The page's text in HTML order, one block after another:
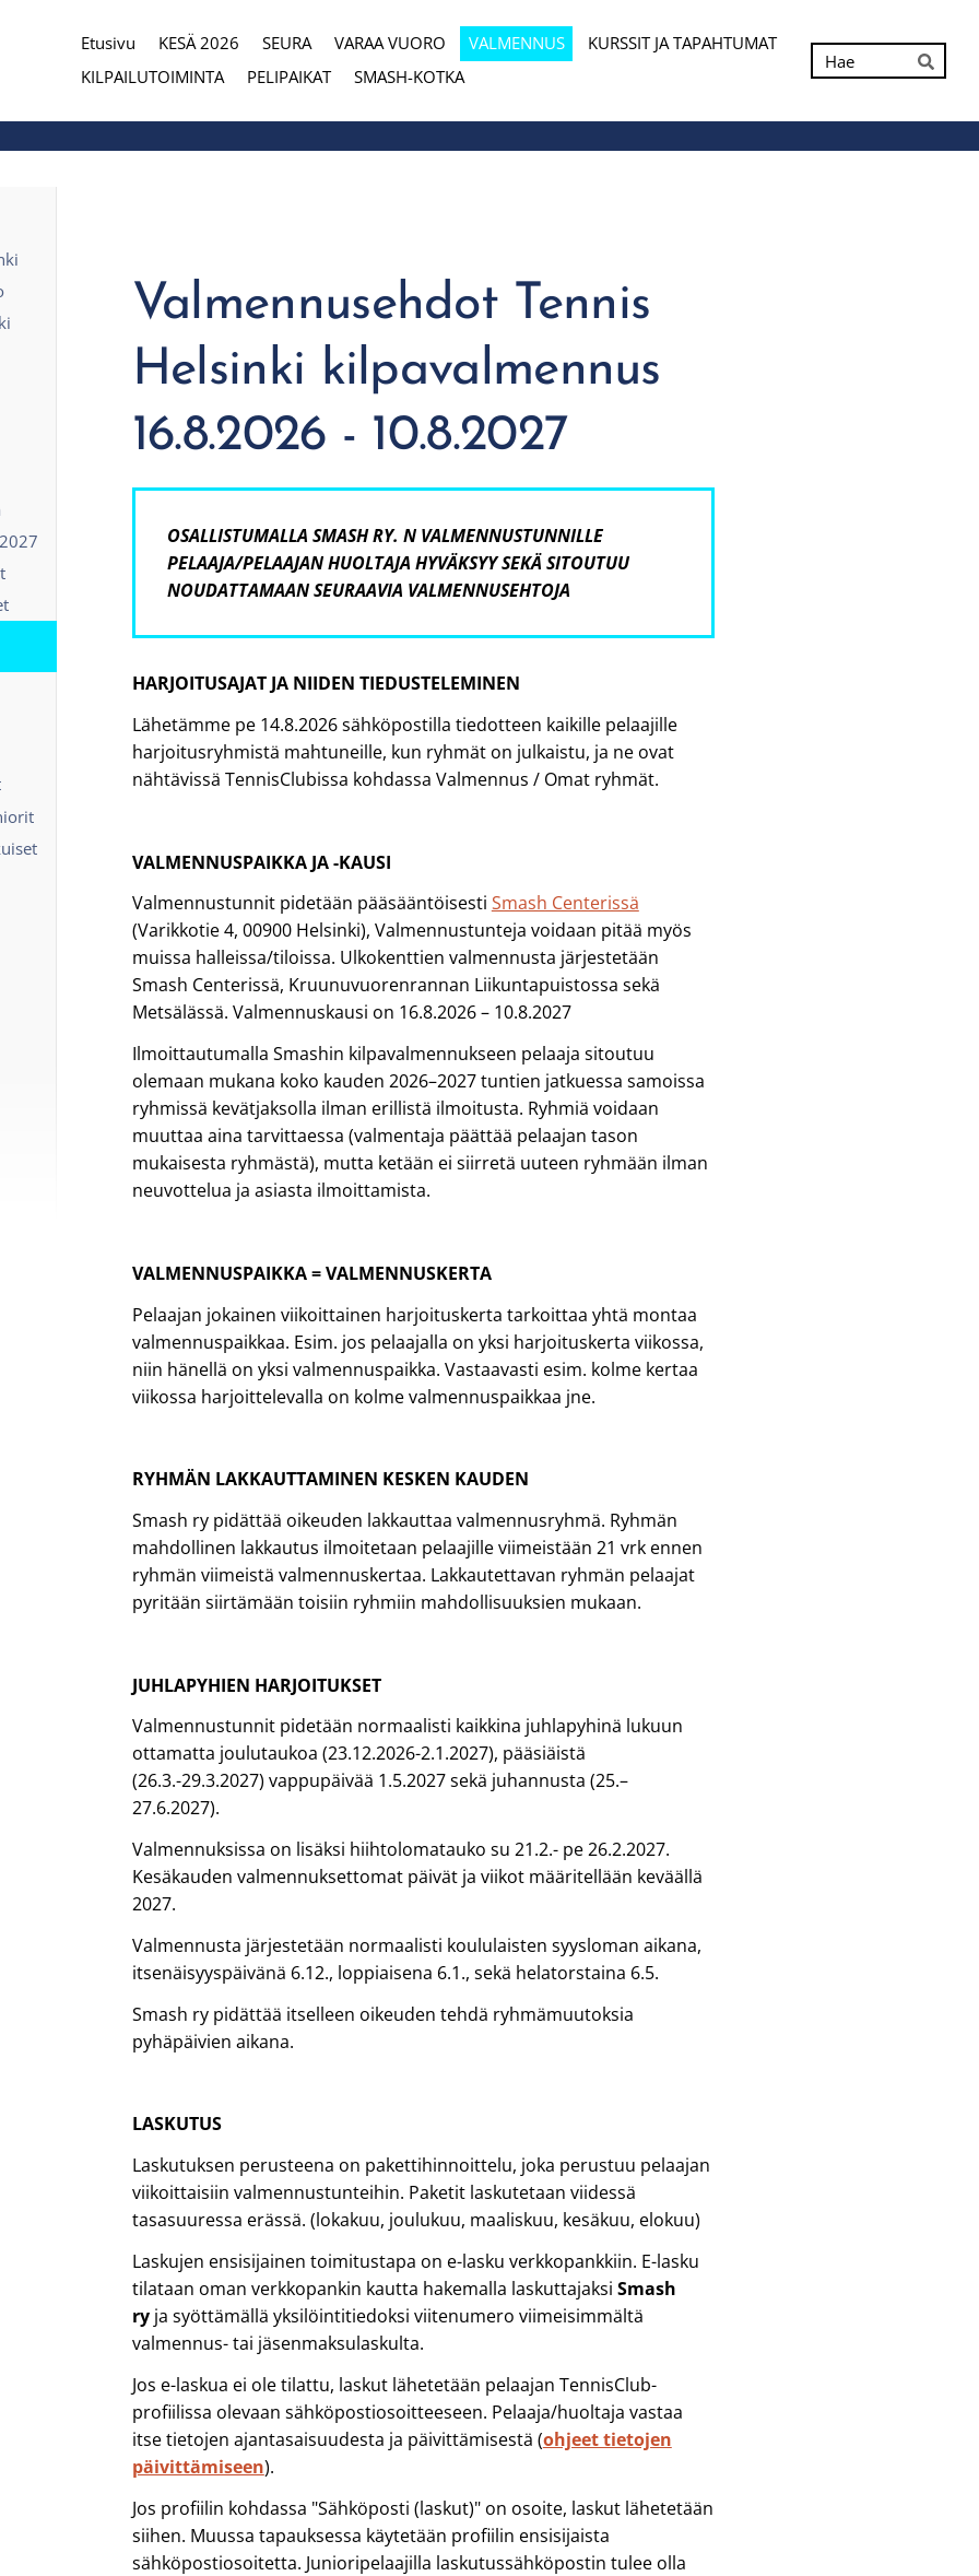
Etusivu KESÄ 2026 SEURA VARAA VUORO VALMENNUS
KURSSIT JA TAPAHTUMAT
KILPAILUTOIMINTA
PELIPAIKAT SMASH-KOTKA Hae
Valmennusehdot Tennis
Helsinki kilpavalmennus
16.8.2026 - 10.8.2027
OSALLISTUMALLA SMASH RY. N VALMENNUSTUNNILLE
PELAAJA/PELAAJAN HUOLTAJA HYVÄKSYY SEKÄ SITOUTUU
NOUDATTAMAAN SEURAAVIA VALMENNUSEHTOJA
HARJOITUSAJAT JA NIIDEN TIEDUSTELEMINEN
Lähetämme pe 14.8.2026 sähköpostilla tiedotteen kaikille pelaajille
harjoitusryhmistä mahtuneille, kun ryhmät on julkaistu, ja ne ovat
nähtävissä TennisClubissa kohdassa Valmennus / Omat ryhmät.
VALMENNUSPAIKKA JA -KAUSI
Valmennustunnit pidetään pääsääntöisesti Smash Centerissä
(Varikkotie 4, 00900 Helsinki), Valmennustunteja voidaan pitää myös
muissa halleissa/tiloissa. Ulkokenttien valmennusta järjestetään
Smash Centerissä, Kruunuvuorenrannan Liikuntapuistossa sekä
Metsälässä. Valmennuskausi on 16.8.2026 – 10.8.2027
Ilmoittautumalla Smashin kilpavalmennukseen pelaaja sitoutuu
olemaan mukana koko kauden 2026–2027 tuntien jatkuessa samoissa
ryhmissä kevätjaksolla ilman erillistä ilmoitusta. Ryhmiä voidaan
muuttaa aina tarvittaessa (valmentaja päättää pelaajan tason
mukaisesta ryhmästä), mutta ketään ei siirretä uuteen ryhmään ilman
neuvottelua ja asiasta ilmoittamista.
VALMENNUSPAIKKA = VALMENNUSKERTA
Pelaajan jokainen viikoittainen harjoituskerta tarkoittaa yhtä montaa
valmennuspaikkaa. Esim. jos pelaajalla on yksi harjoituskerta viikossa,
niin hänellä on yksi valmennuspaikka. Vastaavasti esim. kolme kertaa
viikossa harjoittelevalla on kolme valmennuspaikkaa jne.
RYHMÄN LAKKAUTTAMINEN KESKEN KAUDEN
Smash ry pidättää oikeuden lakkauttaa valmennusryhmä. Ryhmän
mahdollinen lakkautus ilmoitetaan pelaajille viimeistään 21 vrk ennen
ryhmän viimeistä valmennuskertaa. Lakkautettavan ryhmän pelaajat
pyritään siirtämään toisiin ryhmiin mahdollisuuksien mukaan.
JUHLAPYHIEN HARJOITUKSET
Valmennustunnit pidetään normaalisti kaikkina juhlapyhinä lukuun
ottamatta joulutaukoa (23.12.2026-2.1.2027), pääsiäistä
(26.3.-29.3.2027) vappupäivää 1.5.2027 sekä juhannusta (25.–
27.6.2027).
Valmennuksissa on lisäksi hiihtolomatauko su 21.2.- pe 26.2.2027.
Kesäkauden valmennuksettomat päivät ja viikot määritellään keväällä
2027.
Valmennusta järjestetään normaalisti koululaisten syysloman aikana,
itsenäisyyspäivänä 6.12., loppiaisena 6.1., sekä helatorstaina 6.5.
Smash ry pidättää itselleen oikeuden tehdä ryhmämuutoksia
pyhäpäivien aikana.
LASKUTUS
Laskutuksen perusteena on pakettihinnoittelu, joka perustuu pelaajan
viikoittaisiin valmennustunteihin. Paketit laskutetaan viidessä
tasasuuressa erässä. (lokakuu, joulukuu, maaliskuu, kesäkuu, elokuu)
Laskujen ensisijainen toimitustapa on e-lasku verkkopankkiin. E-lasku
tilataan oman verkkopankin kautta hakemalla laskuttajaksi Smash
ryja syöttämällä yksilöintitiedoksi viitenumero viimeisimmältä
valmennus- tai jäsenmaksulaskulta.
Jos e-laskua ei ole tilattu, laskut lähetetään pelaajan TennisClub-
profiilissa olevaan sähköpostiosoitteeseen. Pelaaja/huoltaja vastaa
itse tietojen ajantasaisuudesta ja päivittämisestä (ohjeet tietojen
päivittämiseen).
Jos profiilin kohdassa "Sähköposti (laskut)" on osoite, laskut lähetetään
siihen. Muussa tapauksessa käytetään profiilin ensisijaista
sähköpostiosoitetta. Junioripelaajilla laskutussähköpostin tulee olla